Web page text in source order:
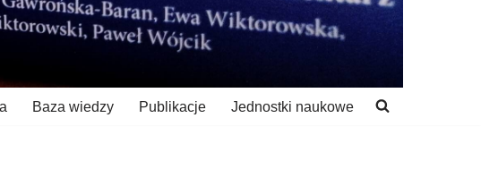
Baza wiedzy Publikacje Jednostki naukowe